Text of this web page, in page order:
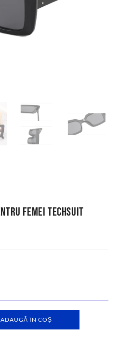
Femei Techsuit
ADAUGĂ ÎN COȘ